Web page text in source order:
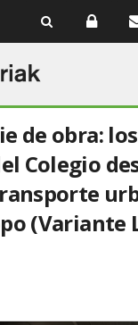
de obra: los
Colegio
(Variante